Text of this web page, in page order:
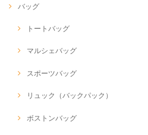
バッグ
トートバッグ
マルシェバッグ
スポーツバッグ
リュック（バックパック）
ボストンバッグ